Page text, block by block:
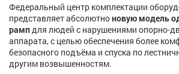
Федеральный центр комплектации
представляет абсолютноновуюмодель
рампдля людей с нарушениями опорно-
аппарата, с целью обеспечения более
безопасного подъёма и спуска по
другим возвышенностям.